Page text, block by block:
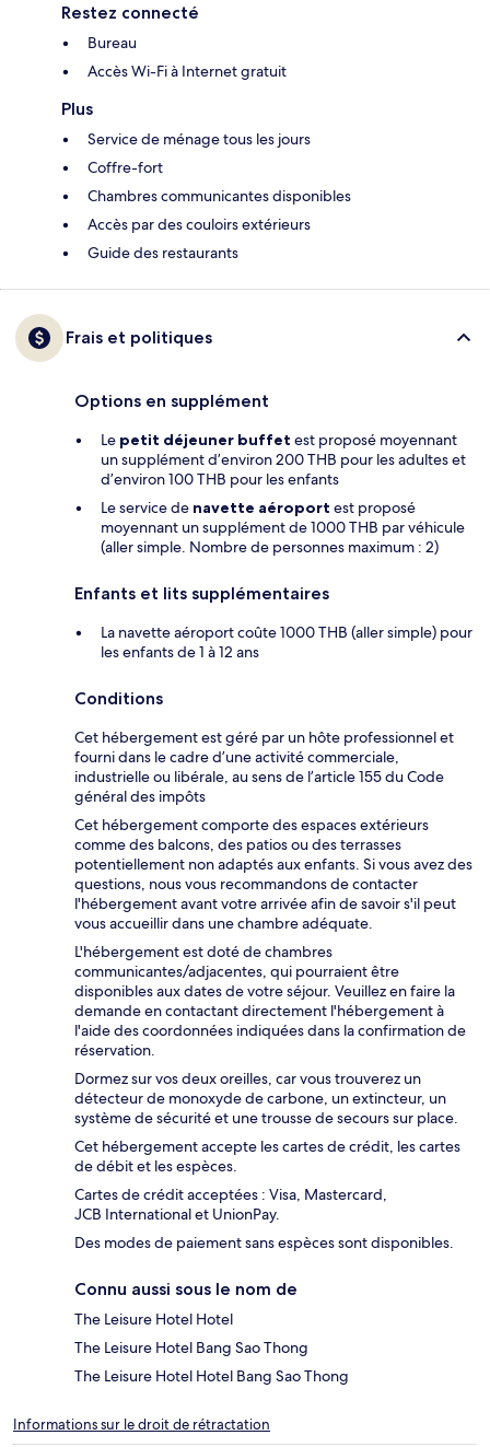
Restez connecté
Bureau
Accès Wi-Fi à Internet gratuit
Plus
Service de ménage tous les jours
Coffre-fort
Chambres communicantes disponibles
Accès par des couloirs extérieurs
Guide des restaurants
Frais et politiques
Options en supplément
Le petit déjeuner buffet est proposé moyennant
un supplément d’environ 200 THB pour les adultes et
d’environ 100 THB pour les enfants
Le service de navette aéroport est proposé
moyennant un supplément de 1000 THB par véhicule
(aller simple. Nombre de personnes maximum : 2)
Enfants et lits supplémentaires
La navette aéroport coûte 1000 THB (aller simple) pour
les enfants de 1 à 12 ans
Conditions
Cet hébergement est géré par un hôte professionnel et
fourni dans le cadre d’une activité commerciale,
industrielle ou libérale, au sens de l’article 155 du Code
général des impôts
Cet hébergement comporte des espaces extérieurs
comme des balcons, des patios ou des terrasses
potentiellement non adaptés aux enfants. Si vous avez des
questions, nous vous recommandons de contacter
l'hébergement avant votre arrivée afin de savoir s'il peut
vous accueillir dans une chambre adéquate.
L'hébergement est doté de chambres
communicantes/adjacentes, qui pourraient être
disponibles aux dates de votre séjour. Veuillez en faire la
demande en contactant directement l'hébergement à
l'aide des coordonnées indiquées dans la confirmation de
réservation.
Dormez sur vos deux oreilles, car vous trouverez un
détecteur de monoxyde de carbone, un extincteur, un
système de sécurité et une trousse de secours sur place.
Cet hébergement accepte les cartes de crédit, les cartes
de débit et les espèces.
Cartes de crédit acceptées : Visa, Mastercard,
JCB International et UnionPay.
Des modes de paiement sans espèces sont disponibles.
Connu aussi sous le nom de
The Leisure Hotel Hotel
The Leisure Hotel Bang Sao Thong
The Leisure Hotel Hotel Bang Sao Thong
Informations sur le droit de rétractation